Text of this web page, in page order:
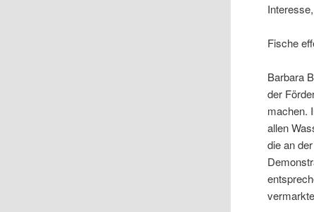
Fische
Barbara
der
machen.
allen
die an